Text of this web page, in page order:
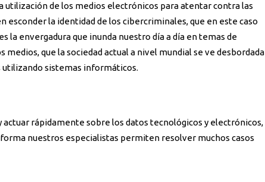
utilización de los medios electrónicos para atentar contra las
la identidad de los cibercriminales, que en este caso
la envergadura que inunda nuestro día a día en temas de
que la sociedad actual a nivel mundial se ve desbordada
utilizando sistemas informáticos.
rápidamente sobre los datos tecnológicos y electrónicos,
nuestros especialistas permiten resolver muchos casos